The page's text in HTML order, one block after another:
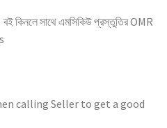
কিনলে সাথে এমসিকিউ প্রস্তুতির OMR
calling Seller to get a good